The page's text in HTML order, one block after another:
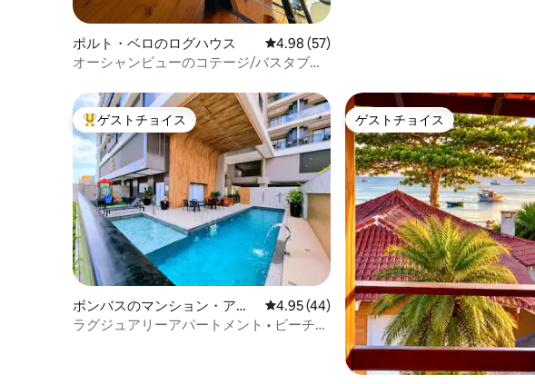
ポルト・ベロのログハウス レビュー57件、5つ星中4.98つ星の平均評価
4.98 (57)
オーシャンビューのコテージ/バスタブと
大好評のゲストチョイスです。
ゲストチョイス
ボンバスのマンション・アパ
ート
レビュー44件、5つ星中4.95つ星の平均評価
4.95 (44)
ラグジュアリーアパートメント • ビーチか
ゲストチョイス
ゲストチョイス